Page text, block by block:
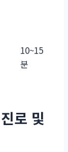
10~15
분
로 및